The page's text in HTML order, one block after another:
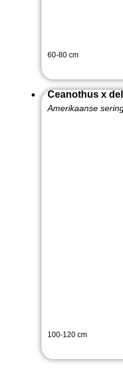
60-80 cm
Ceanothus x
Amerikaanse
100-120 cm